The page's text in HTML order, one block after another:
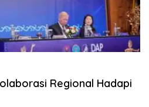
Regional Hadapi